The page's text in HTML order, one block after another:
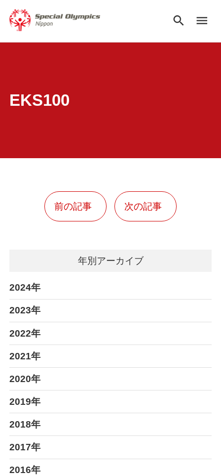
search menu
EKS100
前の記事 次の記事
年別アーカイブ
2024年
2023年
2022年
2021年
2020年
2019年
2018年
2017年
2016年